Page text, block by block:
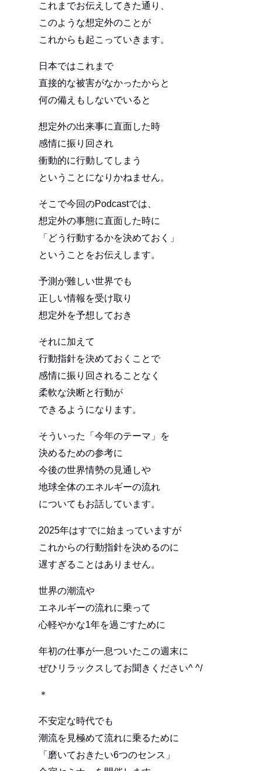
これまでお伝えしてきた通り、
このような想定外のことが
これからも起こっていきます。
日本ではこれまで
直接的な被害がなかったからと
何の備えもしないでいると
想定外の出来事に直面した時
感情に振り回され
衝動的に行動してしまう
ということになりかねません。
そこで今回のPodcastでは、
想定外の事態に直面した時に
「どう行動するかを決めておく」
ということをお伝えします。
予測が難しい世界でも
正しい情報を受け取り
想定外を予想しておき
それに加えて
行動指針を決めておくことで
感情に振り回されることなく
柔軟な決断と行動が
できるようになります。
そういった「今年のテーマ」を
決めるための参考に
今後の世界情勢の見通しや
地球全体のエネルギーの流れ
についてもお話しています。
2025年はすでに始まっていますが
これからの行動指針を決めるのに
遅すぎることはありません。
世界の潮流や
エネルギーの流れに乗って
心軽やかな1年を過ごすために
年初の仕事が一息ついたこの週末に
ぜひリラックスしてお聞きください^ ^/
＊
不安定な時代でも
潮流を見極めて流れに乗るために
「磨いておきたい6つのセンス」